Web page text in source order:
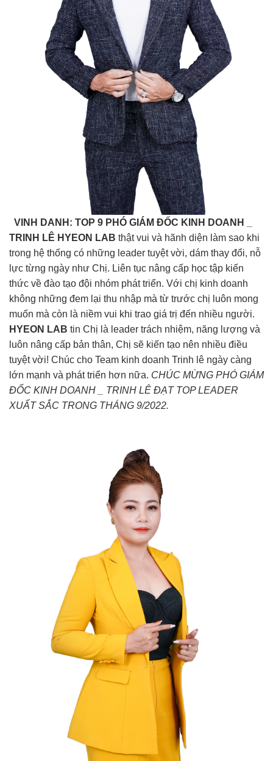
VINH DANH: TOP 9 PHÓ GIÁM ĐỐC KINH DOANH _
TRINH LÊ HYEON LAB thật vui và hãnh diện làm sao khi
trong hệ thống có những leader tuyệt vời, dám thay đổi, nỗ
lực từng ngày như Chị. Liên tục nâng cấp học tập kiến
thức về đào tạo đội nhóm phát triển. Với chị kinh doanh
không những đem lại thu nhập mà từ trước chị luôn mong
muốn mà còn là niềm vui khi trao giá trị đến nhiều người.
HYEON LAB tin Chị là leader trách nhiệm, năng lượng và
luôn nâng cấp bản thân, Chị sẽ kiến tạo nên nhiều điều
tuyệt vời! Chúc cho Team kinh doanh Trinh lê ngày càng
lớn mạnh và phát triển hơn nữa. CHÚC MỪNG PHÓ GIÁM
ĐỐC KINH DOANH _ TRINH LÊ ĐẠT TOP LEADER
XUẤT SẮC TRONG THÁNG 9/2022.